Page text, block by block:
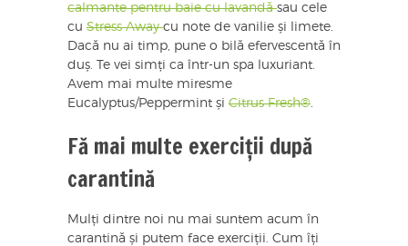
calmante pentru baie cu lavandăsau cele
cu Stress Awaycu note de vanilie și limete.
Dacă nu ai timp, pune o bilă efervescentă în
duș. Te vei simți ca într-un spa luxuriant.
Avem mai multe miresme
Eucalyptus/Peppermint și Citrus Fresh®
Fă mai multe exerciții după
carantină
Mulți dintre noi nu mai suntem acum în
carantină și putem face exerciții. Cum îți